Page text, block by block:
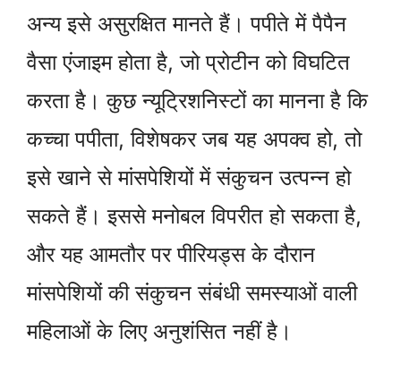
अन्य इसे असुरक्षित मानते हैं। पपीते में पैपैन
वैसा एंजाइम होता है, जो प्रोटीन को विघटित
करता है। कुछ न्यूट्रिशनिस्टों का मानना है कि
कच्चा पपीता, विशेषकर जब यह अपक्व हो, तो
इसे खाने से मांसपेशियों में संकुचन उत्पन्न हो
सकते हैं। इससे मनोबल विपरीत हो सकता है,
और यह आमतौर पर पीरियड्स के दौरान
मांसपेशियों की संकुचन संबंधी समस्याओं वाली
महिलाओं के लिए अनुशंसित नहीं है।